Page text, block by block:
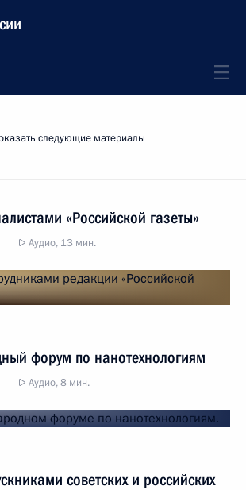
следующие материалы
«Российской газеты»
Аудио, 13 мин.
форум по нанотехнологиям
Аудио, 8 мин.
советских и российских